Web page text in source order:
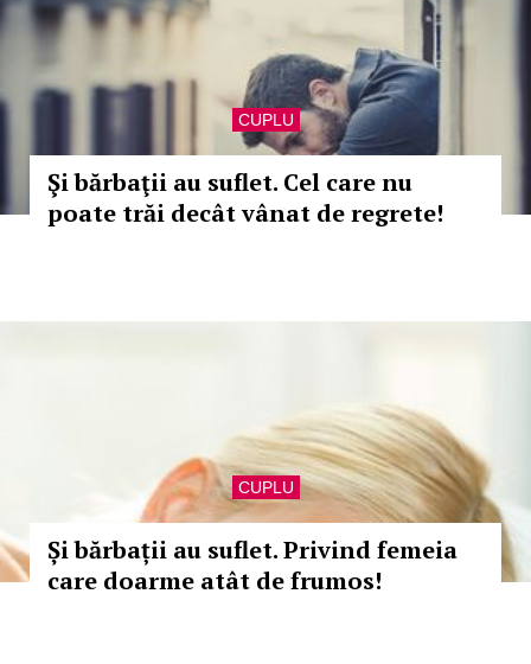
CUPLU
Şi bărbaţii au suflet. Cel care nu
poate trăi decât vânat de regrete!
CUPLU
Și bărbații au suflet. Privind femeia
care doarme atât de frumos!